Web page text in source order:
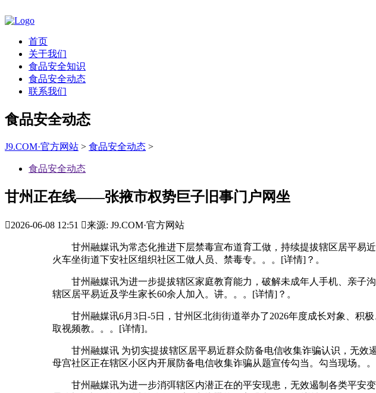
首页
关于我们
食品安全知识
食品安全动态
联系我们
食品安全动态
J9.COM·官方网站 > 食品安全动态 >
食品安全动态
甘州正在线——张掖市权势巨子旧事门户网坐
2026-06-08 12:51 来源: J9.COM·官方网站
甘州融媒讯为常态化推进下层禁毒宣布道育工做，持续提拔辖区居平易
火车坐街道下安社区组织社区工做人员、禁毒专。。。[详情]？。
甘州融媒讯为进一步提拔辖区家庭教育能力，破解未成年人手机、亲子沟
辖区居平易近及学生家长60余人加入。讲。。。[详情]？。
甘州融媒讯6月3日-5日，甘州区北街街道举办了2026年度成长对象、积
取视频教。。。[详情]。
甘州融媒讯 为切实提拔辖区居平易近群众防备电信收集诈骗认识，无效
母宫社区正在辖区小区内开展防备电信收集诈骗从题宣传勾当。勾当现场。。
甘州融媒讯为进一步消弭辖区内潜正在的平安现患，无效遏制各类平安